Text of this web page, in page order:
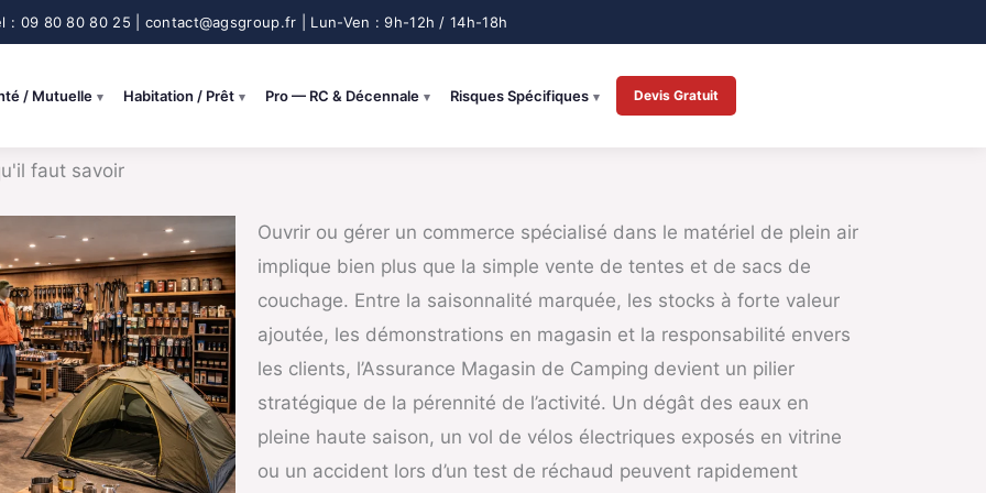
/ Mutuelle Habitation / Prêt Pro — RC & Décennale Risques Spécifiques Devis Gratuit
faut savoir
Ouvrir ou gérer un commerce spécialisé dans le matériel de plein air
implique bien plus que la simple vente de tentes et de sacs de
couchage. Entre la saisonnalité marquée, les stocks à forte valeur
ajoutée, les démonstrations en magasin et la responsabilité envers
les clients, l’Assurance Magasin de Camping devient un pilier
stratégique de la pérennité de l’activité. Un dégât des eaux en
pleine haute saison, un vol de vélos électriques exposés en vitrine
ou un accident lors d’un test de réchaud peuvent rapidement